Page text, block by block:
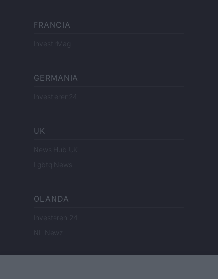
FRANCIA
InvestirMag
GERMANIA
Investieren24
UK
News Hub UK
Lgbtq News
OLANDA
Investeren 24
NL Newz